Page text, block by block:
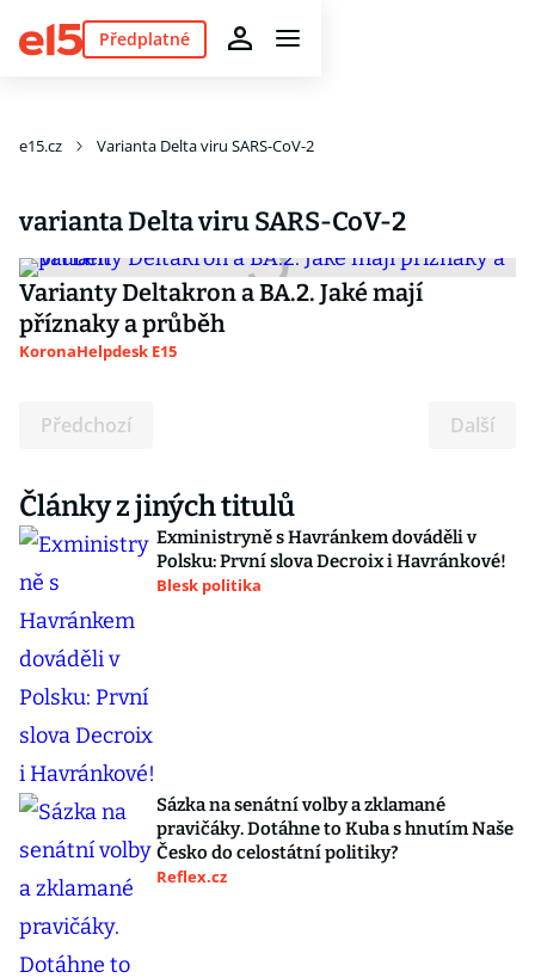
Předplatné
e15.cz Varianta Delta viru SARS-CoV-2
varianta Delta viru SARS-CoV-2
Varianty Deltakron a BA.2. Jaké mají
příznaky a průběh
KoronaHelpdesk E15
Předchozí Další
Články z jiných titulů
Exministryně s Havránkem dováděli v
Polsku: První slova Decroix i Havránkové!
Blesk politika
Sázka na senátní volby a zklamané
pravičáky. Dotáhne to Kuba s hnutím Naše
Česko do celostátní politiky?
Reflex.cz